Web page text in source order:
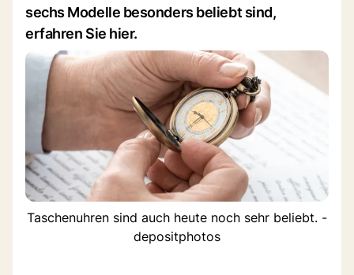
sechs Modelle besonders beliebt sind,
erfahren Sie hier.
Taschenuhren sind auch heute noch sehr beliebt. -
depositphotos